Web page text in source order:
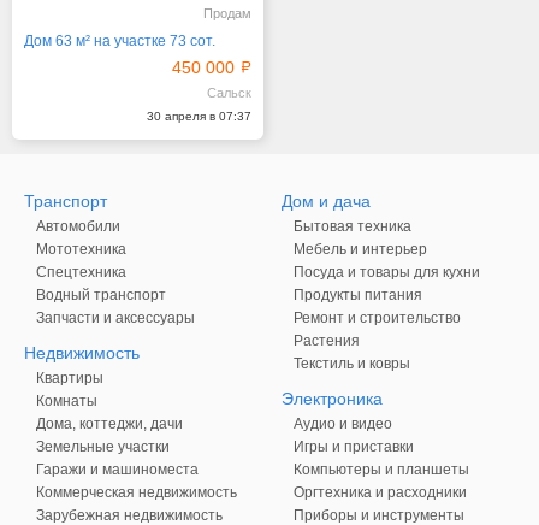
Продам
Дом 63 м² на участке 73 сот.
450 000
Сальск
30 апреля в 07:37
Транспорт
Автомобили
Мототехника
Спецтехника
Водный транспорт
Запчасти и аксессуары
Недвижимость
Квартиры
Комнаты
Дома, коттеджи, дачи
Земельные участки
Гаражи и машиноместа
Коммерческая недвижимость
Зарубежная недвижимость
Дом и дача
Бытовая техника
Мебель и интерьер
Посуда и товары для кухни
Продукты питания
Ремонт и строительство
Растения
Текстиль и ковры
Электроника
Аудио и видео
Игры и приставки
Компьютеры и планшеты
Оргтехника и расходники
Приборы и инструменты